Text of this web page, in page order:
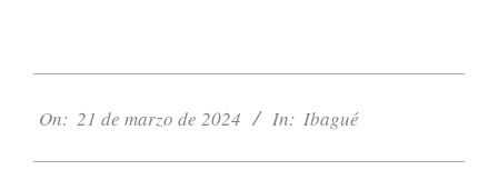
03-
On: 21 de marzo de 2024 In: Ibagué